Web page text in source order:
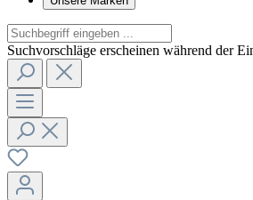
Suchvorschläge erscheinen während der